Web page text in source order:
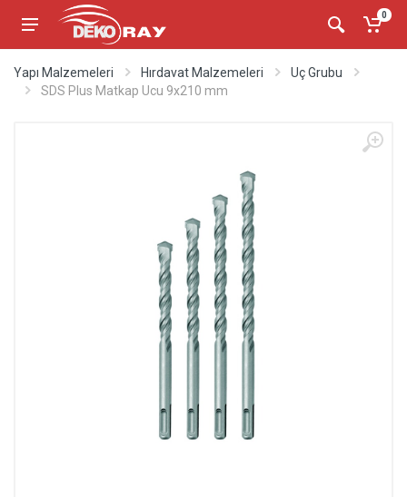
0
Yapı Malzemeleri Hırdavat Malzemeleri
Uç Grubu
SDS Plus Matkap Ucu 9x210 mm